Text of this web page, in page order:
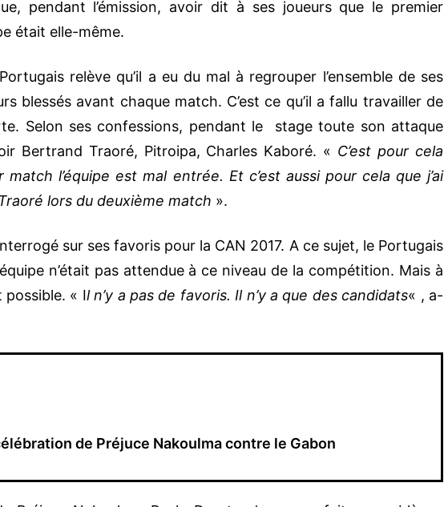
pendant l’émission, avoir dit à ses joueurs que le premier
était elle-même.
relève qu’il a eu du mal à regrouper l’ensemble de ses
blessés avant chaque match. C’est ce qu’il a fallu travailler de
Selon ses confessions, pendant le stage toute son attaque
Bertrand Traoré, Pitroipa, Charles Kaboré. « C’est pour cela
l’équipe est mal entrée. Et c’est aussi pour cela que j’ai
lors du deuxième match ».
sur ses favoris pour la CAN 2017. A ce sujet, le Portugais
n’était pas attendue à ce niveau de la compétition. Mais à
« Il n’y a pas de favoris. Il n’y a que des candidats« , a-
de Préjuce Nakoulma contre le Gabon